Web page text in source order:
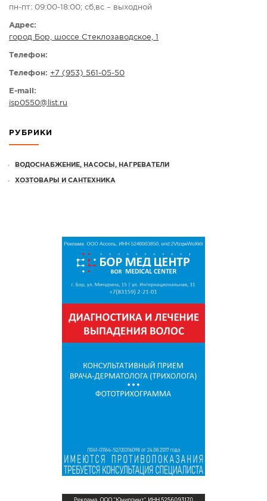
КОНКУРСЫ
пн-пт: 09:00-18:00; сб,вс – выходной
Адрес:
город Бор, шоссе Стеклозаводское, 1
Телефон:
Телефон: +7 (953) 561-05-50
E-mail:
isp0550@ list.ru
РУБРИКИ
ВОДОСНАБЖЕНИЕ, НАСОСЫ, НАГРЕВАТЕЛИ
ХОЗТОВАРЫ И САНТЕХНИКА